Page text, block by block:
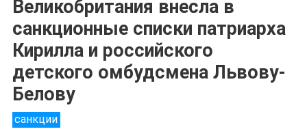
Великобритания внесла в
санкционные списки патриарха
Кирилла и российского
детского омбудсмена Львову-
Белову
санкции